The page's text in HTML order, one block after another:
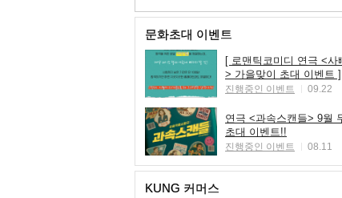
문화초대 이벤트
[ 로맨틱코미디 연극 <사
> 가을맞이 초대 이벤트 ]
진행중인 이벤트 09.22
연극 <과속스캔들> 9월
초대 이벤트!!
진행중인 이벤트 08.11
KUNG 커머스